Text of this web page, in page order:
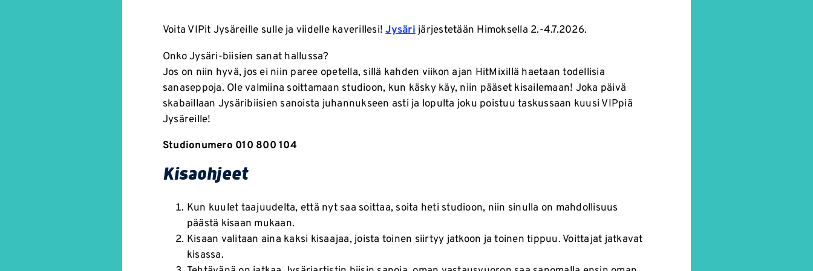
Voita VIPit Jysäreille sulle ja viidelle kaverillesi!Jysärijärjestetään Himoksella 2.-4.7.2026.
Onko Jysäri-biisien sanat hallussa?
Jos on niin hyvä, jos ei niin paree opetella, sillä kahden viikon ajan HitMixillä haetaan todellisia
sanaseppoja. Ole valmiina soittamaan studioon, kun käsky käy, niin pääset kisailemaan! Joka päivä
skabaillaan Jysäribiisien sanoista juhannukseen asti ja lopulta joku poistuu taskussaan kuusi VIPpiä
Jysäreille!
Studionumero 010 800 104
Kisaohjeet
Kun kuulet taajuudelta, että nyt saa soittaa, soita heti studioon, niin sinulla on mahdollisuus
päästä kisaan mukaan.
Kisaan valitaan aina kaksi kisaajaa, joista toinen siirtyy jatkoon ja toinen tippuu. Voittajat jatkavat
kisassa.